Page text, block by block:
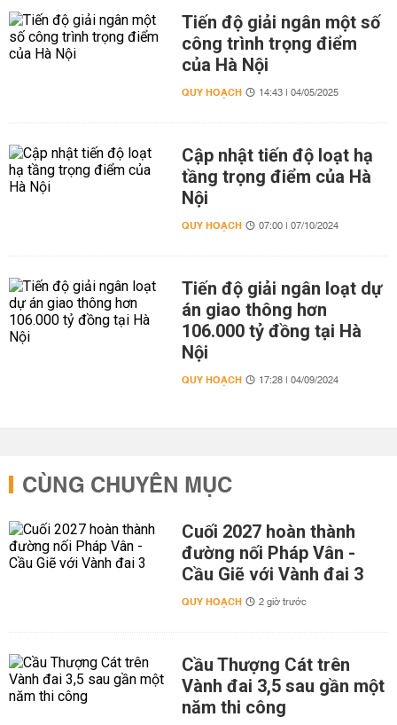
Tiến độ giải ngân một số
công trình trọng điểm
của Hà Nội
QUY HOẠCH 14:43 | 04/05/2025
Cập nhật tiến độ loạt hạ
tầng trọng điểm của Hà
Nội
QUY HOẠCH 07:00 | 07/10/2024
Tiến độ giải ngân loạt dự
án giao thông hơn
106.000 tỷ đồng tại Hà
Nội
QUY HOẠCH 17:28 | 04/09/2024
CÙNG CHUYÊN MỤC
Cuối 2027 hoàn thành
đường nối Pháp Vân -
Cầu Giẽ với Vành đai 3
QUY HOẠCH 2 giờ trước
Cầu Thượng Cát trên
Vành đai 3,5 sau gần một
năm thi công